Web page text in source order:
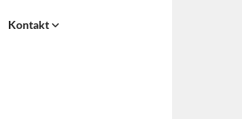
Kontakt